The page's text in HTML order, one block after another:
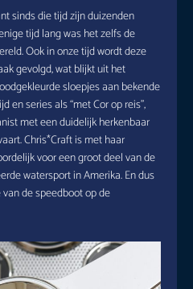
sinds die tijd zijn duizenden
tijd lang was het zelfs de
Ook in onze tijd wordt deze
gevolgd, wat blijkt uit het
sloepjes aan bekende
en series als “met Cor op reis”,
met een duidelijk herkenbaar
Chris*Craft is met haar
voor een groot deel van de
watersport in Amerika. En dus
de speedboot op de